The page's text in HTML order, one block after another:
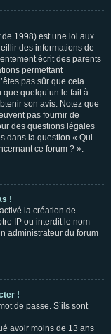
de 1998) est une loi aux
des informations de
écrit des parents
permettant
pas sûr que cela
quelqu’un le fait à
son avis. Notez que
pas fournir de
des questions légales
dans la question « Qui
ce forum ? ».
!
la création de
IP ou interdit le nom
administrateur du forum
!
de passe. S’ils sont
avoir moins de 13 ans